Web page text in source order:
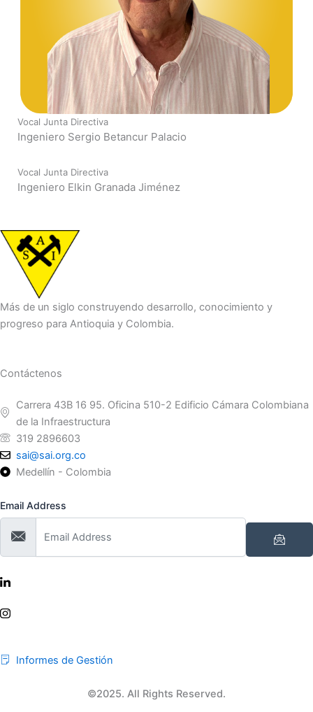
Vocal Junta Directiva
Ingeniero Sergio Betancur Palacio
Vocal Junta Directiva
Ingeniero Elkin Granada Jiménez
Más de un siglo construyendo desarrollo, conocimiento y
progreso para Antioquia y Colombia.
Contáctenos
Carrera 43B 16 95. Oficina 510-2 Edificio Cámara Colombiana
de la Infraestructura
319 2896603
sai@sai.org.co
Medellín - Colombia
Email Address
Informes de Gestión
©2025. All Rights Reserved.